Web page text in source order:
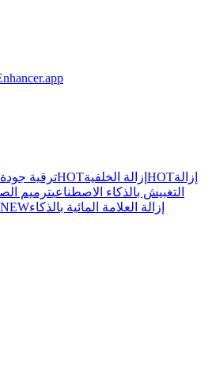
.app
ترقيةHOTإزالة الخلفية HOTإزالة
التغبيش بالذكاء الاصطناعيترميم
NEWإزالة العلامة المائية بالذكاء